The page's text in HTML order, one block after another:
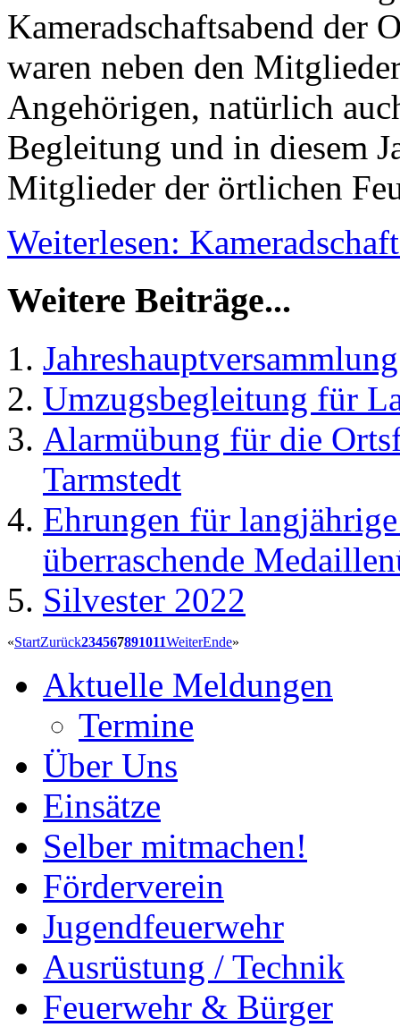
Kameradschaftsabend der
waren neben den
Angehörigen, natürlich
Begleitung und in diesem
Mitglieder der örtlichen
Weiterlesen:
Weitere Beiträge...
Umzugsbegleitung für
Alarmübung für die
Tarmstedt
Ehrungen für
überraschende
Silvester 2022
«StartZurück234567891011WeiterEnde»
Aktuelle Meldungen
Termine
Über Uns
Einsätze
Selber mitmachen!
Förderverein
Jugendfeuerwehr
Ausrüstung / Technik
Feuerwehr & Bürger